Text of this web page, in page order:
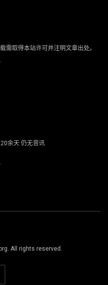
需取得本站许可并注明文章出处。
余天 仍无音讯
All rights reserved.